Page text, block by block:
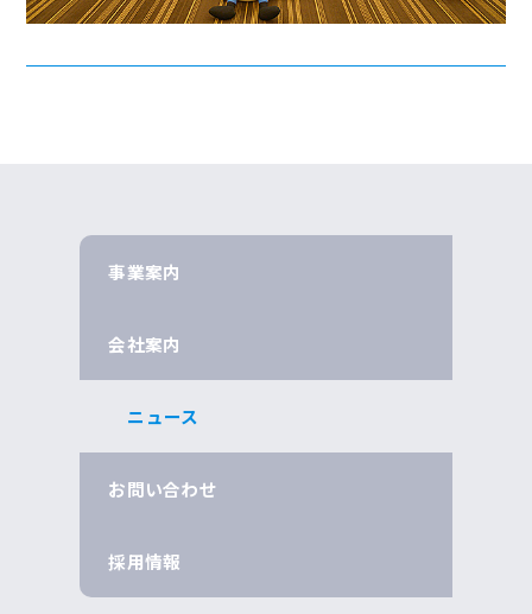
事業案内
会社案内
ニュース
お問い合わせ
採用情報